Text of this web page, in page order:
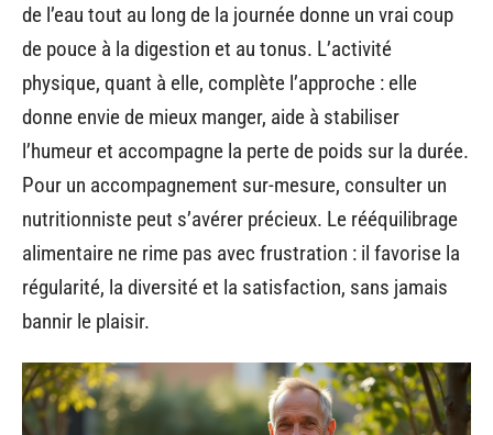
de l’eau tout au long de la journée donne un vrai coup
de pouce à la digestion et au tonus. L’activité
physique, quant à elle, complète l’approche : elle
donne envie de mieux manger, aide à stabiliser
l’humeur et accompagne la perte de poids sur la durée.
Pour un accompagnement sur-mesure, consulter un
nutritionniste peut s’avérer précieux. Le rééquilibrage
alimentaire ne rime pas avec frustration : il favorise la
régularité, la diversité et la satisfaction, sans jamais
bannir le plaisir.